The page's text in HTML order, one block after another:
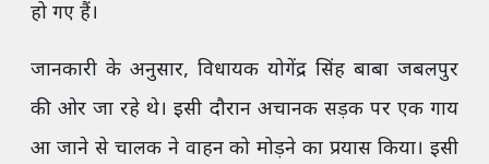
हो गए हैं।
जानकारी के अनुसार, विधायक योगेंद्र सिंह बाबा जबलपुर
की ओर जा रहे थे। इसी दौरान अचानक सड़क पर एक गाय
आ जाने से चालक ने वाहन को मोड़ने का प्रयास किया। इसी